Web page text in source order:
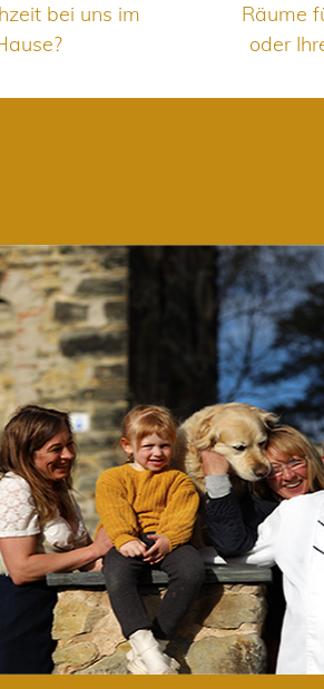
bei uns im
Räume
oder